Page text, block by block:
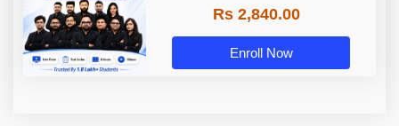
Rs 2,840.00
Enroll Now